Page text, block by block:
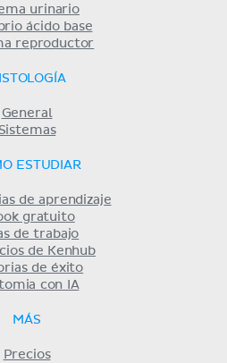
urinario
ácido base
reproductor
General
Sistemas
ESTUDIAR
de aprendizaje
gratuito
de trabajo
de Kenhub
de éxito
con IA
MÁS
Precios